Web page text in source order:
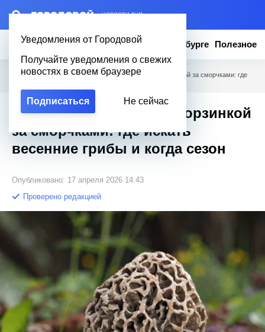
– НОВОСТИ ДНЯ
Уведомления от Городовой
Получайте уведомления о свежих
новостях в своем браузере
Подписаться Не сейчас
Новости Эксклюзив Вопросы о Петербурге Полезное
Городовой Полезное / Как потеплело – бегу с корзинкой за сморчками: где
Как потеплело – бегу с корзинкой
за сморчками: где искать
весенние грибы и когда сезон
Опубликовано: 17 апреля 2026 14:43
Проверено редакцией